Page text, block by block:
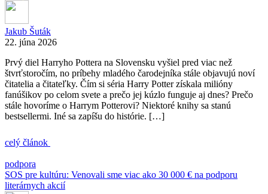
Jakub Šuták
22. júna 2026
Prvý diel Harryho Pottera na Slovensku vyšiel pred viac než
štvrťstoročím, no príbehy mladého čarodejníka stále objavujú noví
čitatelia a čitateľky. Čím si séria Harry Potter získala milióny
fanúšikov po celom svete a prečo jej kúzlo funguje aj dnes? Prečo
stále hovoríme o Harrym Potterovi? Niektoré knihy sa stanú
bestsellermi. Iné sa zapíšu do histórie. […]
celý článok
podpora
SOS pre kultúru: Venovali sme viac ako 30 000 € na podporu
literárnych akcií